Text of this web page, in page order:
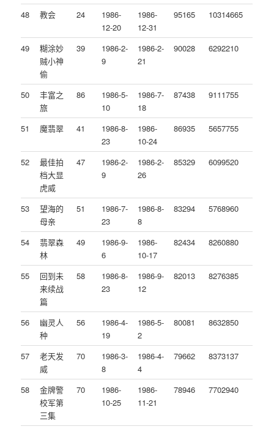
48 教会 24
1986-
12-20
1986-
12-31
95165 10314665
49
糊涂妙
贼小神
偷
39
1986-2-
9
1986-2-
21
90028 6292210
50
丰富之
旅
86
1986-5-
10
1986-7-
18
87438 9111755
51 魔翡翠 41
1986-8-
23
1986-
10-24
86935 5657755
52
最佳拍
档大显
虎威
47
1986-2-
9
1986-2-
26
85329 6099520
53
望海的
母亲
51
1986-7-
23
1986-8-
8
83294 5768960
54
翡翠森
林
49
1986-9-
6
1986-
10-17
82434 8260880
55
回到未
来续战
篇
58
1986-8-
23
1986-9-
12
82013 8276385
56
幽灵人
种
56
1986-4-
19
1986-5-
2
80081 8632850
57
老天发
威
70
1986-3-
8
1986-4-
4
79662 8373137
58
金牌警
校军第
三集
70
1986-
10-25
1986-
11-21
78946 7702940